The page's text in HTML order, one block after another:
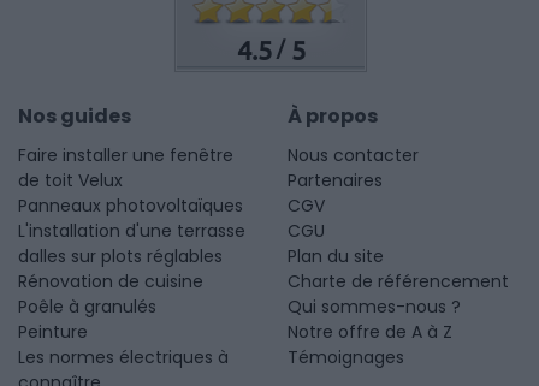
4.5 /5
Nos guides
Faire installer une fenêtre
de toit Velux
Panneaux photovoltaïques
L'installation d'une terrasse
dalles sur plots réglables
Rénovation de cuisine
Poêle à granulés
Peinture
Les normes électriques à
À propos
Nous contacter
Partenaires
CGV
CGU
Plan du site
Charte de référencement
Qui sommes-nous ?
Notre offre de A à Z
Témoignages